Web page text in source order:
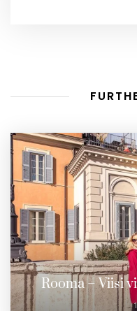
Rooma – Viisi